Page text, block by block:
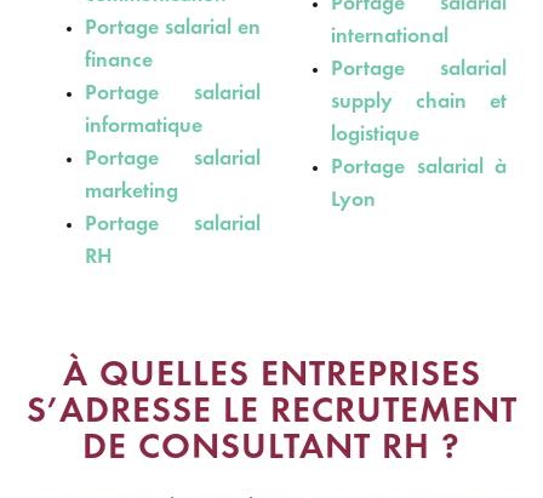
Portage salarial en
finance
Portage salarial
informatique
Portage salarial
marketing
Portage salarial
RH
Portage salarial
international
Portage salarial
supply chain et
logistique
Portage salarial à
Lyon
À QUELLES ENTREPRISES
S’ADRESSE LE RECRUTEMENT
DE CONSULTANT RH ?